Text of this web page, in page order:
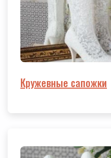
Кружевные сапожки